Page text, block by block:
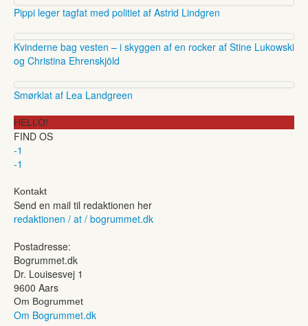
Pippi leger tagfat med politiet af Astrid Lindgren
Kvinderne bag vesten – i skyggen af en rocker af Stine Lukowski
og Christina Ehrenskjöld
Smørklat af Lea Landgreen
HELLO!
FIND OS
-1
-1
Kontakt
Send en mail til redaktionen her
redaktionen / at / bogrummet.dk
Postadresse:
Bogrummet.dk
Dr. Louisesvej 1
9600 Aars
Om Bogrummet
Om Bogrummet.dk